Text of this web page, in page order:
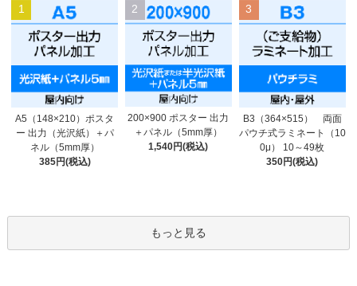
1
A5（148×210）ポスタ
ー 出力（光沢紙）＋パ
ネル（5mm厚）
385円(税込)
2
200×900 ポスター 出力
＋パネル（5mm厚）
1,540円(税込)
3
B3（364×515） 両面
パウチ式ラミネート（10
0μ） 10～49枚
350円(税込)
もっと見る